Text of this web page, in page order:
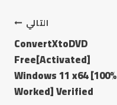
التالي
ConvertXtoDVD
Free[Activated]
Windows 11 x64 [100%
Worked] Verified